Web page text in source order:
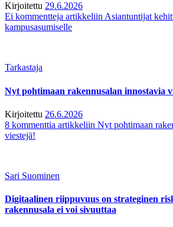
Kirjoitettu 29.6.2026
Ei kommentteja artikkeliin Asiantuntijat
kampusasumiselle
Tarkastaja
Nyt pohtimaan rakennusalan innostavia
Kirjoitettu 26.6.2026
8 kommenttia artikkeliin Nyt pohtimaan
viestejä!
Sari Suominen
Digitaalinen riippuvuus on strateginen
rakennusala ei voi sivuuttaa